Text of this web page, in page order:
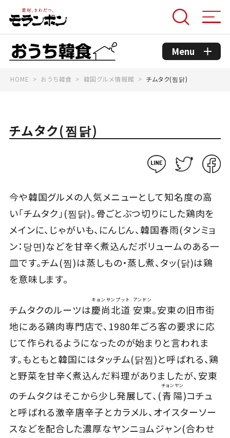
Menu
コンセプト
韓国グルメ情報館
Close
HOME おうち韓食 韓国グルメ情報館 チムタク(찜닭)
チムタク(찜닭)
今や韓国グルメの人気メニューとして知名度の高
い「チムタク」(찜닭)。骨ごとぶつ切りにした鶏肉を
メインに、じゃがいも、にんじん、韓国春雨(タンミョ
ン：당면)などを甘辛く煮込んだボリュームのある一
皿です。チム(찜)は蒸しもの・蒸し煮、タッ(닭)は鶏
を意味します。
チムタクのルーツは慶尚北道
キョンサンプット
安東
アンドン
。安東の旧市街
地にある鶏肉専門店で、1980年ごろ客の要求に応
じて作られるようになったのが始まりと言われま
す。もともと韓国にはタッチム(닭찜)と呼ばれる、鶏
と野菜を甘辛く煮込んだ料理がありましたが、安東
のチムタクはそこから少し発展して、(青陽
チョンヤン
)コチュ
と呼ばれる激辛唐辛子とカラメル、オイスターソー
スなどを配合した濃厚なヤンニョムジャン(合わせ